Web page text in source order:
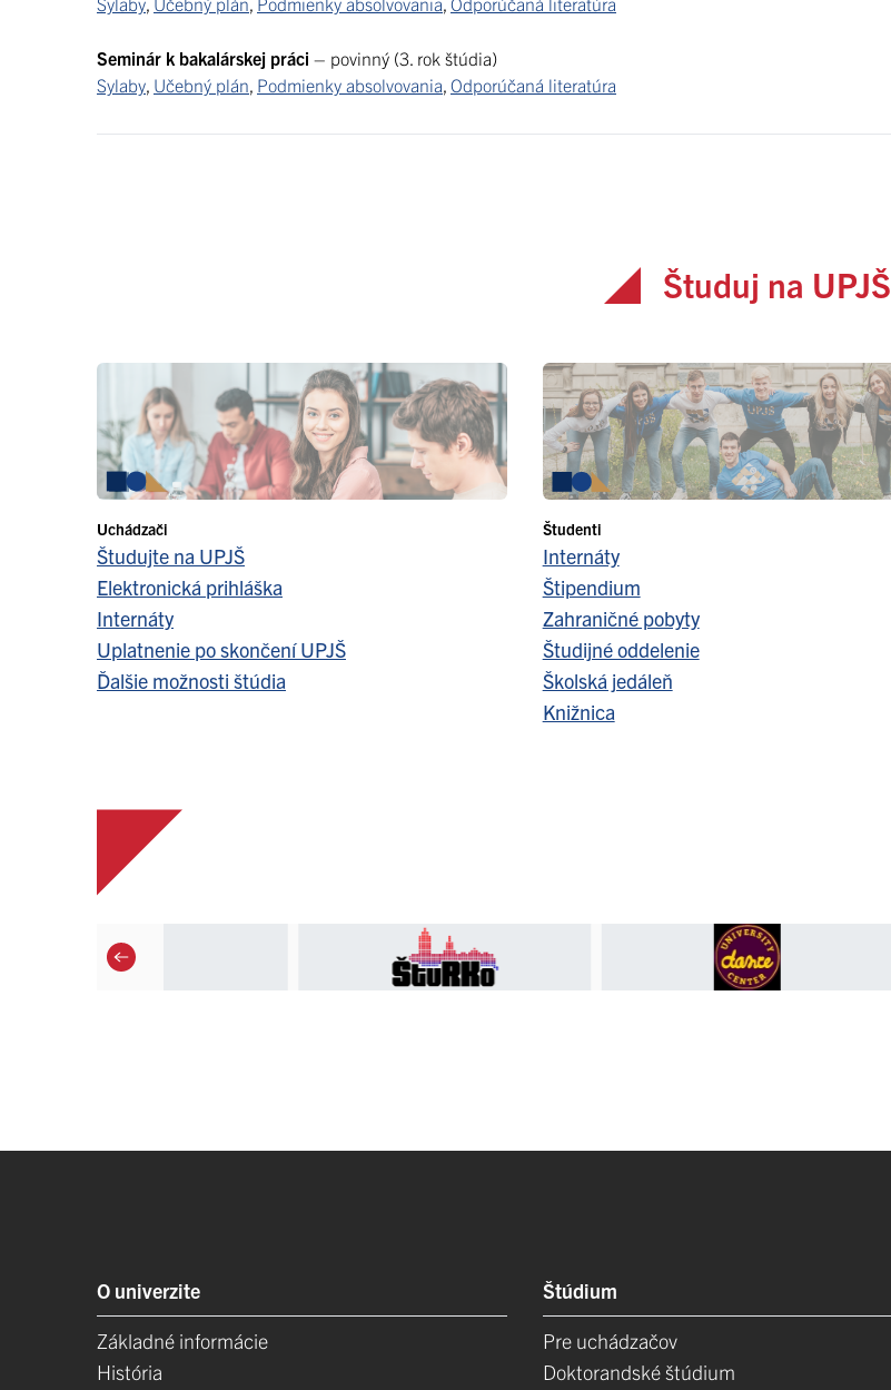
Seminár k bakalárskej práci – povinný (3. rok štúdia)
Sylaby Učebný plán Podmienky absolvovania Odporúčaná literatúra
Študuj na UPJŠ
Uchádzači
Študujte na UPJŠ
Elektronická prihláška
Internáty
Uplatnenie po skončení UPJŠ
Ďalšie možnosti štúdia
Študenti
Internáty
Štipendium
Zahraničné pobyty
Študijné oddelenie
Školská jedáleň
Knižnica
O univerzite
Základné informácie
História
Štúdium
Pre uchádzačov
Doktorandské štúdium